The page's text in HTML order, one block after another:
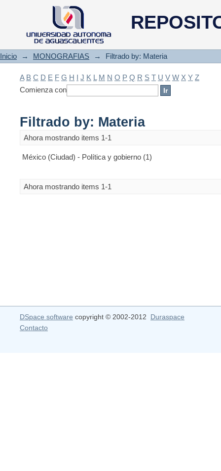
Filtrado by: Materia
Inicio → MONOGRAFIAS → Filtrado by: Materia
A B C D E F G H I J K L M N O P Q R S T U V W X Y Z
Comienza con
Filtrado by: Materia
Ahora mostrando items 1-1
México (Ciudad) - Política y gobierno (1)
Ahora mostrando items 1-1
DSpace software copyright © 2002-2012 Duraspace
Contacto